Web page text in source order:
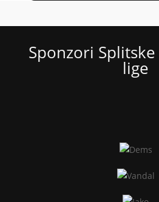
Sponzori
lige